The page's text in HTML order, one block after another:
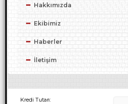
Hakkımızda
Ekibimiz
Haberler
İletişim
Kredi Tutarı: